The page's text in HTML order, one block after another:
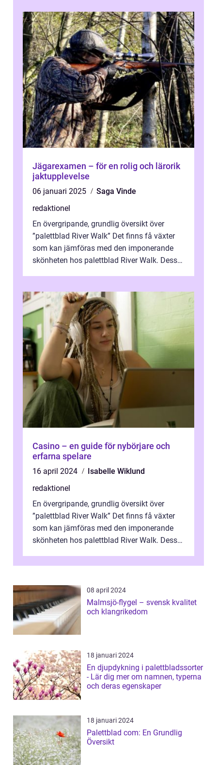
Jägarexamen – för en rolig och lärorik
jaktupplevelse
06 januari 2025
Saga Vinde
redaktionel
En övergripande, grundlig översikt över
”palettblad River Walk” Det finns få växter
som kan jämföras med den imponerande
skönheten hos palettblad River Walk. Dess
Casino – en guide för nybörjare och
erfarna spelare
16 april 2024
Isabelle Wiklund
redaktionel
En övergripande, grundlig översikt över
”palettblad River Walk” Det finns få växter
som kan jämföras med den imponerande
skönheten hos palettblad River Walk. Dess
08 april 2024
Malmsjö-flygel – svensk kvalitet
och klangrikedom
18 januari 2024
En djupdykning i palettbladssorter
- Lär dig mer om namnen, typerna
och deras egenskaper
18 januari 2024
Palettblad com: En Grundlig
Översikt